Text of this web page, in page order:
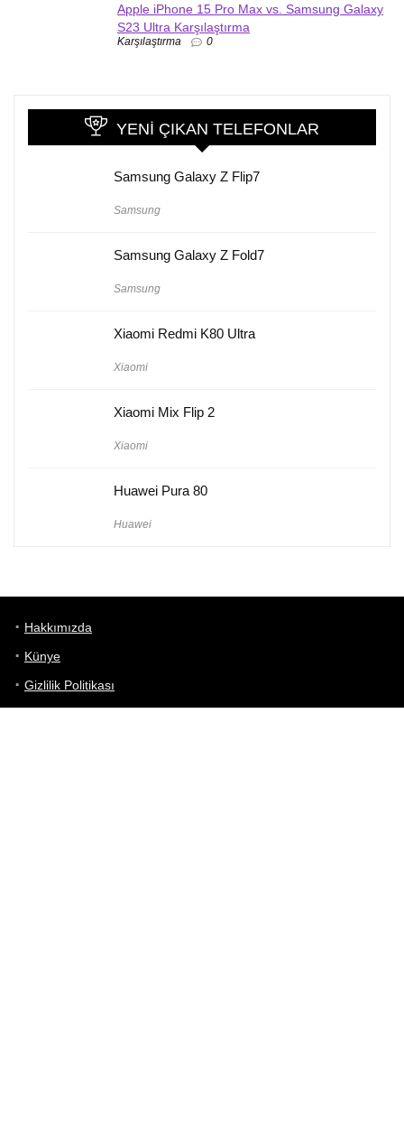
Apple iPhone 15 Pro Max vs. Samsung Galaxy
S23 Ultra Karşılaştırma
Karşılaştırma 0
YENI ÇIKAN TELEFONLAR
Samsung Galaxy Z Flip7
Samsung
Samsung Galaxy Z Fold7
Samsung
Xiaomi Redmi K80 Ultra
Xiaomi
Xiaomi Mix Flip 2
Xiaomi
Huawei Pura 80
Huawei
Hakkımızda
Künye
Gizlilik Politikası